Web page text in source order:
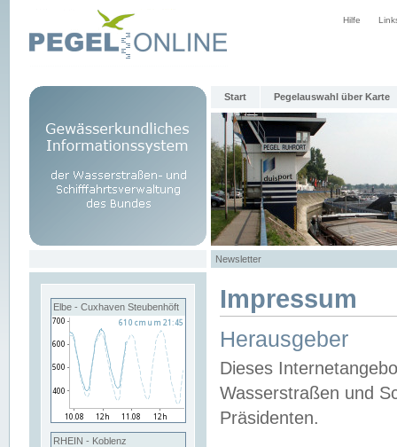
Hilfe
Start Pegelauswahl über Karte
Newsletter
Elbe - Cuxhaven Steubenhöft
RHEIN - Koblenz
Impressum
Herausgeber
Dieses
Wasserstraßen und
Präsidenten.